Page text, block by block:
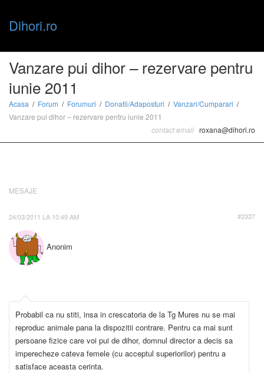
Dihori.ro
Vanzare pui dihor – rezervare pentru
iunie 2011
Acasa Forum Forumuri Donatii/Adaposturi
Vanzari/Cumparari
Vanzare pui dihor – rezervare pentru iunie 2011
contact email roxana@dihori.ro
MESAJE
24/03/2011 LA 10:49 AM #2327
Anonim
Probabil ca nu stiti, insa in crescatoria de la Tg Mures nu se mai
reproduc animale pana la dispozitii contrare. Pentru ca mai sunt
persoane fizice care voi pui de dihor, domnul director a decis sa
imperecheze cateva femele (cu acceptul superiorilor) pentru a
satisface aceasta cerinta.